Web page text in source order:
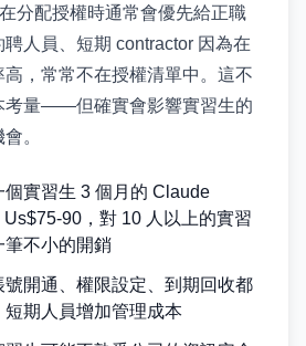
分配授權時通常會優先給正職
聘人員、短期 contractor 因為在
，常常不在授權清單中。這不
考量——但確實會影響實習生的
。
個實習生 3 個月的 Claude
Us$75-90，對 10 人以上的實習
筆不小的開銷
號開通、權限設定、到期回收都
短期人員增加管理成本